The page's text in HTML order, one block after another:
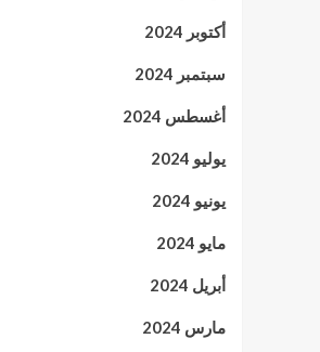
أكتوبر 2024
سبتمبر 2024
أغسطس 2024
يوليو 2024
يونيو 2024
مايو 2024
أبريل 2024
مارس 2024